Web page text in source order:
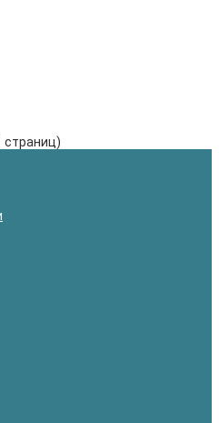
страниц)